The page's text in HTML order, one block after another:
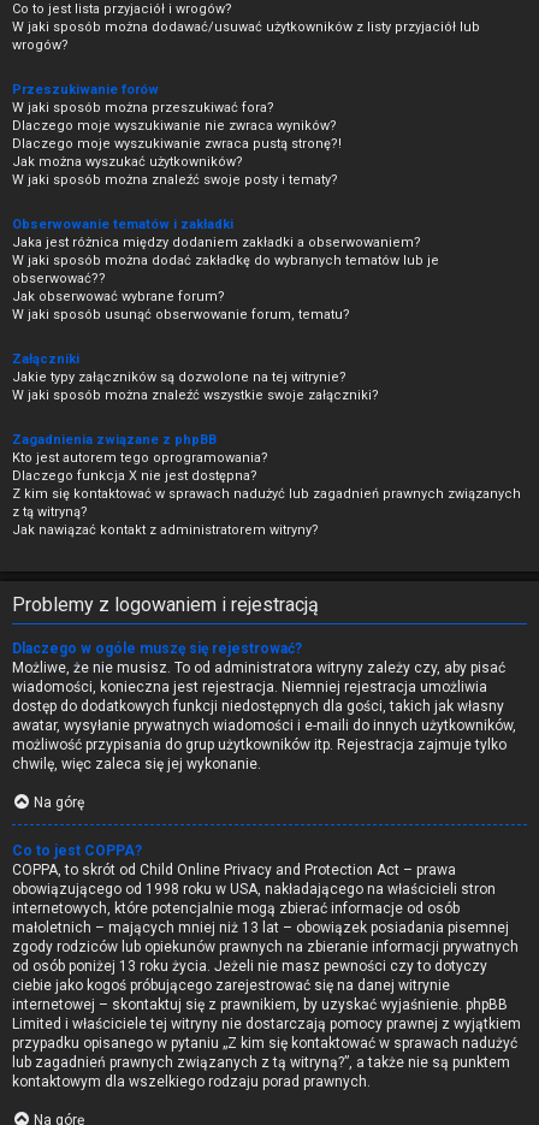
Co to jest lista przyjaciół i wrogów?
W jaki sposób można dodawać/usuwać użytkowników z listy przyjaciół lub
wrogów?
Przeszukiwanie forów
W jaki sposób można przeszukiwać fora?
Dlaczego moje wyszukiwanie nie zwraca wyników?
Dlaczego moje wyszukiwanie zwraca pustą stronę?!
Jak można wyszukać użytkowników?
W jaki sposób można znaleźć swoje posty i tematy?
Obserwowanie tematów i zakładki
Jaka jest różnica między dodaniem zakładki a obserwowaniem?
W jaki sposób można dodać zakładkę do wybranych tematów lub je
obserwować??
Jak obserwować wybrane forum?
W jaki sposób usunąć obserwowanie forum, tematu?
Załączniki
Jakie typy załączników są dozwolone na tej witrynie?
W jaki sposób można znaleźć wszystkie swoje załączniki?
Zagadnienia związane z phpBB
Kto jest autorem tego oprogramowania?
Dlaczego funkcja X nie jest dostępna?
Z kim się kontaktować w sprawach nadużyć lub zagadnień prawnych związanych
z tą witryną?
Jak nawiązać kontakt z administratorem witryny?
Problemy z logowaniem i rejestracją
Dlaczego w ogóle muszę się rejestrować?
Możliwe, że nie musisz. To od administratora witryny zależy czy, aby pisać
wiadomości, konieczna jest rejestracja. Niemniej rejestracja umożliwia
dostęp do dodatkowych funkcji niedostępnych dla gości, takich jak własny
awatar, wysyłanie prywatnych wiadomości i e-maili do innych użytkowników,
możliwość przypisania do grup użytkowników itp. Rejestracja zajmuje tylko
chwilę, więc zaleca się jej wykonanie.
Na górę
Co to jest COPPA?
COPPA, to skrót od Child Online Privacy and Protection Act – prawa
obowiązującego od 1998 roku w USA, nakładającego na właścicieli stron
internetowych, które potencjalnie mogą zbierać informacje od osób
małoletnich – mających mniej niż 13 lat – obowiązek posiadania pisemnej
zgody rodziców lub opiekunów prawnych na zbieranie informacji prywatnych
od osób poniżej 13 roku życia. Jeżeli nie masz pewności czy to dotyczy
ciebie jako kogoś próbującego zarejestrować się na danej witrynie
internetowej – skontaktuj się z prawnikiem, by uzyskać wyjaśnienie. phpBB
Limited i właściciele tej witryny nie dostarczają pomocy prawnej z wyjątkiem
przypadku opisanego w pytaniu „Z kim się kontaktować w sprawach nadużyć
lub zagadnień prawnych związanych z tą witryną?”, a także nie są punktem
kontaktowym dla wszelkiego rodzaju porad prawnych.
Na górę